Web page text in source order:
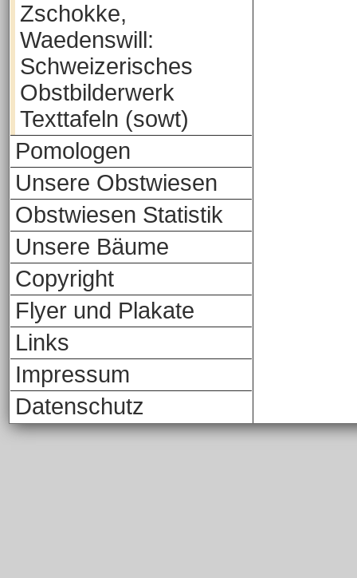
Zschokke,
Waedenswill:
Schweizerisches
Obstbilderwerk
Texttafeln (sowt)
Pomologen
Unsere Obstwiesen
Obstwiesen Statistik
Unsere Bäume
Copyright
Flyer und Plakate
Links
Impressum
Datenschutz